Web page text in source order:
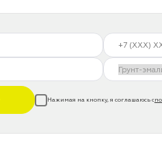
Нажимая на кнопку, я соглашаюсь с